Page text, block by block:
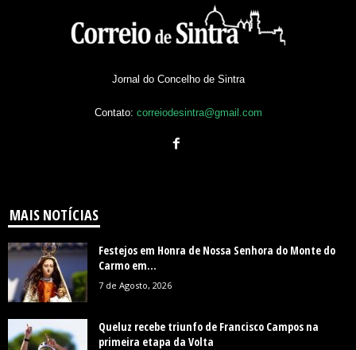
Jornal do Concelho de Sintra
Contato: correiodesintra@gmail.com
MAIS NOTÍCIAS
Festejos em Honra de Nossa Senhora do Monte do
Carmo em...
7 de Agosto, 2026
Queluz recebe triunfo de Francisco Campos na
primeira etapa da Volta